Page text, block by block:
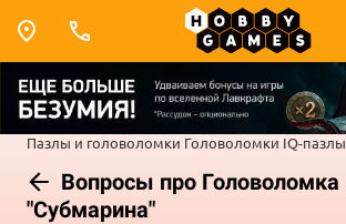
Пазлы и головоломки Головоломки IQ-пазлы
Вопросы про Головоломка
"Субмарина"